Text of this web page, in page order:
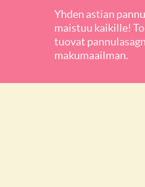
Yhden astian
maistuu kaikille!
tuovat
makumaailman.